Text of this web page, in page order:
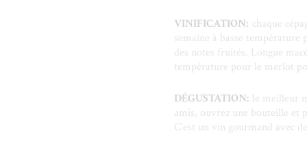
VINIFICATION: chaque
semaine à basse
des notes fruités. Longue
température pour le merlot
DÉGUSTATION: Ie meilleur
amis, ouvrez une bouteille et
C’est un vin gourmand avec